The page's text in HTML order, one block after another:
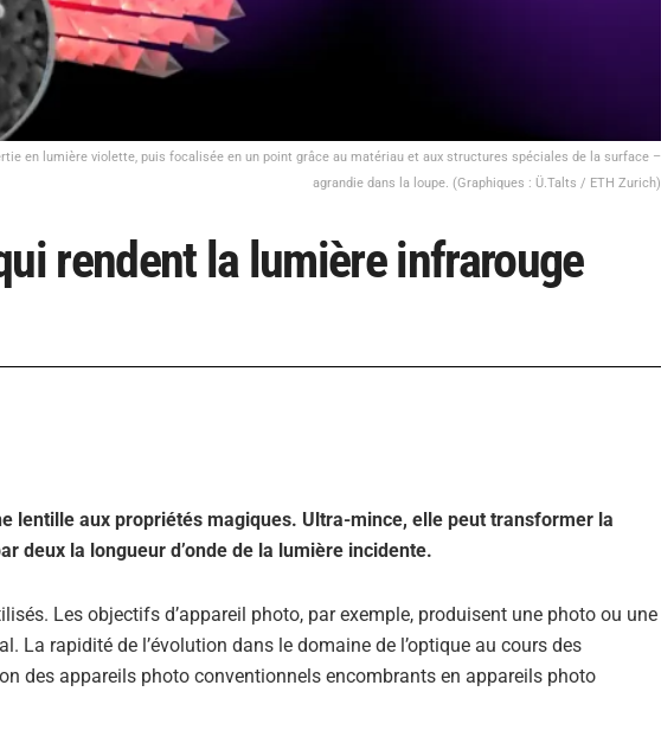
en lumière violette, puis focalisée en un point grâce au matériau et aux structures spéciales de la surface –
agrandie dans la loupe. (Graphiques : Ü.Talts / ETH Zurich)
rendent la lumière infrarouge
lentille aux propriétés magiques. Ultra-mince, elle peut transformer la
deux la longueur d’onde de la lumière incidente.
Les objectifs d’appareil photo, par exemple, produisent une photo ou une
La rapidité de l’évolution dans le domaine de l’optique au cours des
des appareils photo conventionnels encombrants en appareils photo